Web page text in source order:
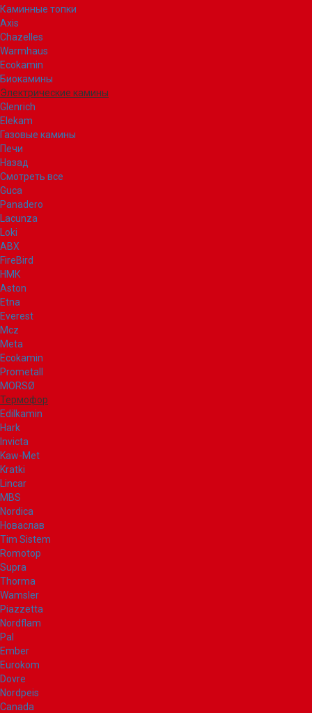
Каминные топки
Axis
Chazelles
Warmhaus
Ecokamin
Биокамины
Электрические камины
Glenrich
Elekam
Газовые камины
Печи
Назад
Смотреть все
Guca
Panadero
Lacunza
Loki
ABX
FireBird
НМК
Aston
Etna
Everest
Mcz
Meta
Ecokamin
Prometall
MORSØ
Термофор
Edilkamin
Hark
Invicta
Kaw-Met
Kratki
Lincar
MBS
Nordica
Новаслав
Tim Sistem
Romotop
Supra
Thorma
Wamsler
Piazzetta
Nordflam
Pal
Ember
Eurokom
Dovre
Nordpeis
Canada